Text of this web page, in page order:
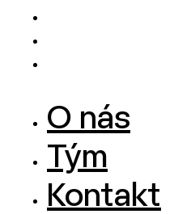
O nás
Tým
Kontakt